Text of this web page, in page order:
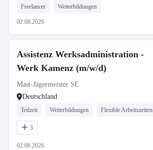
Freelancer Weiterbildungen
02.08.2026
Assistenz Werksadministration -
Werk Kamenz (m/w/d)
Mast-Jägermeister SE
Deutschland
Teilzeit Weiterbildungen Flexible Arbeitszeiten
3
02.08.2026